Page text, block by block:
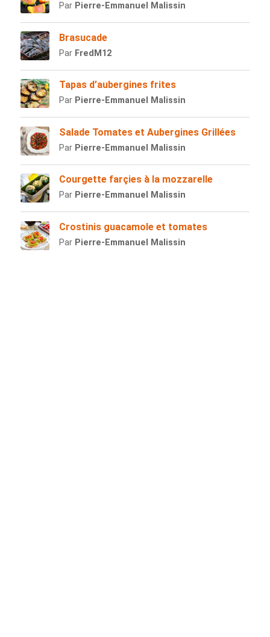
Par Pierre-Emmanuel Malissin
Brasucade
Par FredM12
Tapas d’aubergines frites
Par Pierre-Emmanuel Malissin
Salade Tomates et Aubergines Grillées
Par Pierre-Emmanuel Malissin
Courgette farçies à la mozzarelle
Par Pierre-Emmanuel Malissin
Crostinis guacamole et tomates
Par Pierre-Emmanuel Malissin